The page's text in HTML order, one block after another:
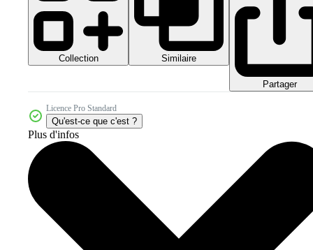
Collection Similaire
Partager
Licence Pro Standard
Qu'est-ce que c'est ?
Plus d'infos